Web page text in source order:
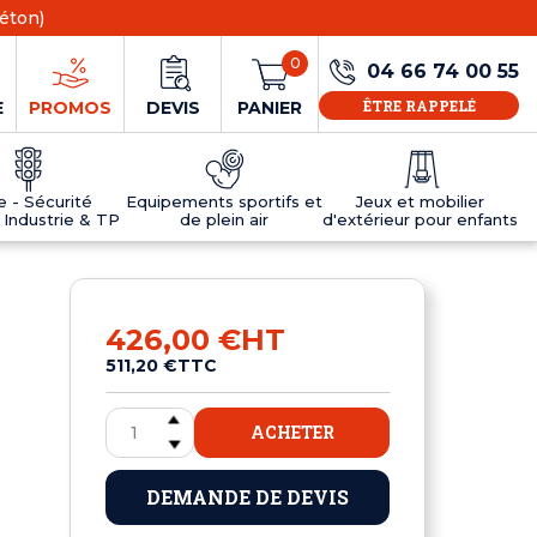
PROMOS DEVIS PANIER
0 04 66 74 00 55
ÊTRE RAPPELÉ
- Sécurité
& TP
Equipements sportifs et
de plein air
Tables de ping-pong en résine
Jeux et mobilier
d'extérieur pour enfants
MOBILIER D'EXTÉRIEUR POUR ENFANTS
426,00 €HT
511,20 €TTC
ACHETER
DEMANDE DE DEVIS